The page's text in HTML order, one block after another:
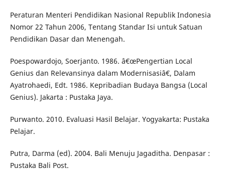
Peraturan Menteri Pendidikan Nasional Republik Indonesia
Nomor 22 Tahun 2006, Tentang Standar Isi untuk Satuan
Pendidikan Dasar dan Menengah.
Poespowardojo, Soerjanto. 1986. â€œPengertian Local
Genius dan Relevansinya dalam Modernisasiâ€, Dalam
Ayatrohaedi, Edt. 1986. Kepribadian Budaya Bangsa (Local
Genius). Jakarta : Pustaka Jaya.
Purwanto. 2010. Evaluasi Hasil Belajar. Yogyakarta: Pustaka
Pelajar.
Putra, Darma (ed). 2004. Bali Menuju Jagaditha. Denpasar :
Pustaka Bali Post.